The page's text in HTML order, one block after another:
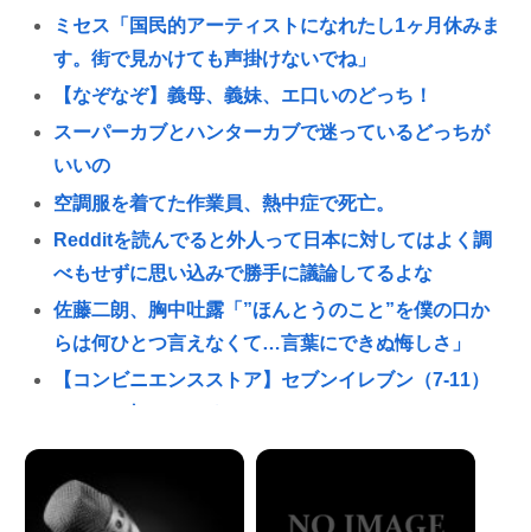
ミセス「国民的アーティストになれたし1ヶ月休みま
す。街で見かけても声掛けないでね」
【なぞなぞ】義母、義妹、エ口いのどっち！
スーパーカブとハンターカブで迷っているどっちが
いいの
空調服を着てた作業員、熱中症で死亡。
Redditを読んでると外人って日本に対してはよく調
べもせずに思い込みで勝手に議論してるよな
佐藤二朗、胸中吐露「”ほんとうのこと”を僕の口か
らは何ひとつ言えなくて…言葉にできぬ悔しさ」
【コンビニエンスストア】セブンイレブン（7-11）
相続税の納付額は平均1,946万円、怒りで震えが止ま
らない…
NHKさん、女がいかにイージーモードかをわかりや